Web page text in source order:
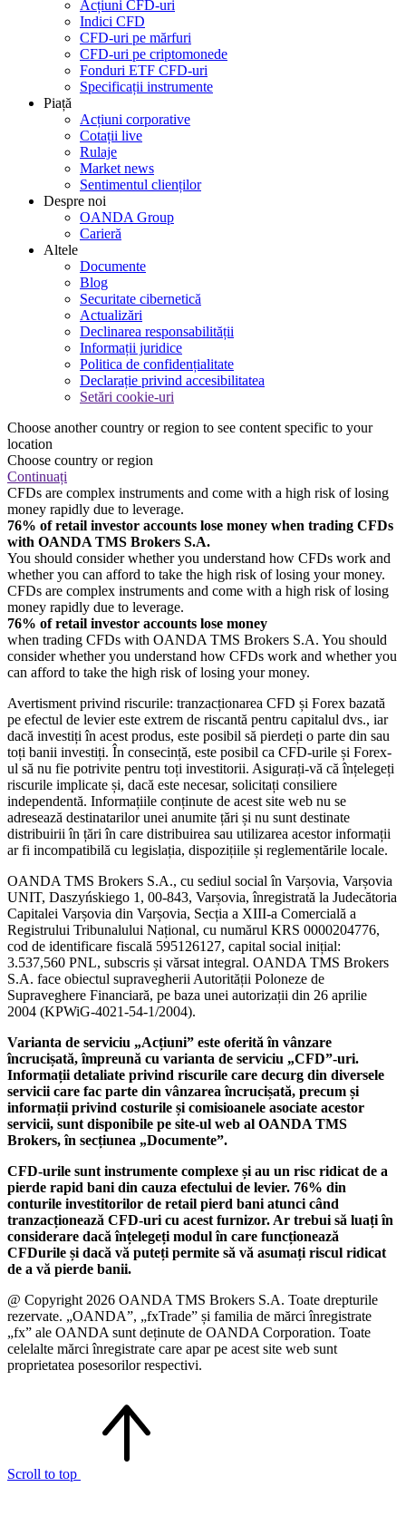
Acțiuni CFD-uri
Indici CFD
CFD-uri pe mărfuri
CFD-uri pe criptomonede
Fonduri ETF CFD-uri
Specificații instrumente
Piață
Acțiuni corporative
Cotații live
Rulaje
Market news
Sentimentul clienților
Despre noi
OANDA Group
Carieră
Altele
Documente
Blog
Securitate cibernetică
Actualizări
Declinarea responsabilității
Informații juridice
Politica de confidențialitate
Declarație privind accesibilitatea
Setări cookie-uri
Choose another country or region to see content specific to your
location
Choose country or region
Continuați
CFDs are complex instruments and come with a high risk of losing
money rapidly due to leverage.
76% of retail investor accounts lose money when trading CFDs
with OANDA TMS Brokers S.A.
You should consider whether you understand how CFDs work and
whether you can afford to take the high risk of losing your money.
CFDs are complex instruments and come with a high risk of losing
money rapidly due to leverage.
76% of retail investor accounts lose money
when trading CFDs with OANDA TMS Brokers S.A. You should
consider whether you understand how CFDs work and whether you
can afford to take the high risk of losing your money.
Avertisment privind riscurile: tranzacționarea CFD și Forex bazată
pe efectul de levier este extrem de riscantă pentru capitalul dvs., iar
dacă investiți în acest produs, este posibil să pierdeți o parte din sau
toți banii investiți. În consecință, este posibil ca CFD-urile și Forex-
ul să nu fie potrivite pentru toți investitorii. Asigurați-vă că înțelegeți
riscurile implicate și, dacă este necesar, solicitați consiliere
independentă. Informațiile conținute de acest site web nu se
adresează destinatarilor unei anumite țări și nu sunt destinate
distribuirii în țări în care distribuirea sau utilizarea acestor informații
ar fi incompatibilă cu legislația, dispozițiile și reglementările locale.
OANDA TMS Brokers S.A., cu sediul social în Varșovia, Varșovia
UNIT, Daszyńskiego 1, 00-843, Varșovia, înregistrată la Judecătoria
Capitalei Varșovia din Varșovia, Secția a XIII-a Comercială a
Registrului Tribunalului Național, cu numărul KRS 0000204776,
cod de identificare fiscală 595126127, capital social inițial:
3.537,560 PNL, subscris și vărsat integral. OANDA TMS Brokers
S.A. face obiectul supravegherii Autorității Poloneze de
Supraveghere Financiară, pe baza unei autorizații din 26 aprilie
2004 (KPWiG-4021-54-1/2004).
Varianta de serviciu „Acțiuni” este oferită în vânzare
încrucișată, împreună cu varianta de serviciu „CFD”-uri.
Informații detaliate privind riscurile care decurg din diversele
servicii care fac parte din vânzarea încrucișată, precum și
informații privind costurile și comisioanele asociate acestor
servicii, sunt disponibile pe site-ul web al OANDA TMS
Brokers, în secțiunea „Documente”.
CFD-urile sunt instrumente complexe și au un risc ridicat de a
pierde rapid bani din cauza efectului de levier. 76% din
conturile investitorilor de retail pierd bani atunci când
tranzacționează CFD-uri cu acest furnizor. Ar trebui să luați în
considerare dacă înțelegeți modul în care funcționează
CFDurile și dacă vă puteți permite să vă asumați riscul ridicat
de a vă pierde banii.
@ Copyright 2026 OANDA TMS Brokers S.A. Toate drepturile
rezervate. „OANDA”, „fxTrade” și familia de mărci înregistrate
„fx” ale OANDA sunt deținute de OANDA Corporation. Toate
celelalte mărci înregistrate care apar pe acest site web sunt
proprietatea posesorilor respectivi.
Scroll to top